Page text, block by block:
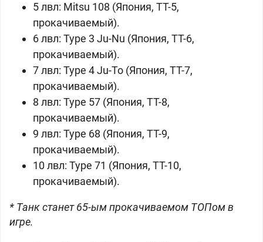
5 лвл: Mitsu 108 (Япония, ТТ-5,
прокачиваемый).
6 лвл: Type 3 Ju-Nu (Япония, ТТ-6,
прокачиваемый).
7 лвл: Type 4 Ju-To (Япония, ТТ-7,
прокачиваемый).
8 лвл: Type 57 (Япония, ТТ-8,
прокачиваемый).
9 лвл: Type 68 (Япония, ТТ-9,
прокачиваемый).
10 лвл: Type 71 (Япония, ТТ-10,
прокачиваемый).
* Танк станет 65-ым прокачиваемом ТОПом в
игре.